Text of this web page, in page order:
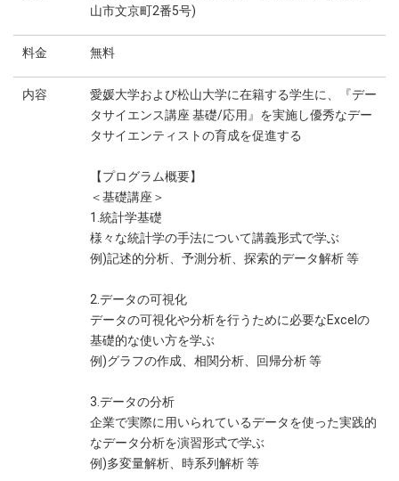
山市文京町2番5号)
料金 無料
内容
愛媛大学および松山大学に在籍する学生に、『デー
タサイエンス講座 基礎/応用』を実施し優秀なデー
タサイエンティストの育成を促進する
【プログラム概要】
＜基礎講座＞
1.統計学基礎
様々な統計学の手法について講義形式で学ぶ
例)記述的分析、予測分析、探索的データ解析 等
2.データの可視化
データの可視化や分析を行うために必要なExcelの
基礎的な使い方を学ぶ
例)グラフの作成、相関分析、回帰分析 等
3.データの分析
企業で実際に用いられているデータを使った実践的
なデータ分析を演習形式で学ぶ
例)多変量解析、時系列解析 等